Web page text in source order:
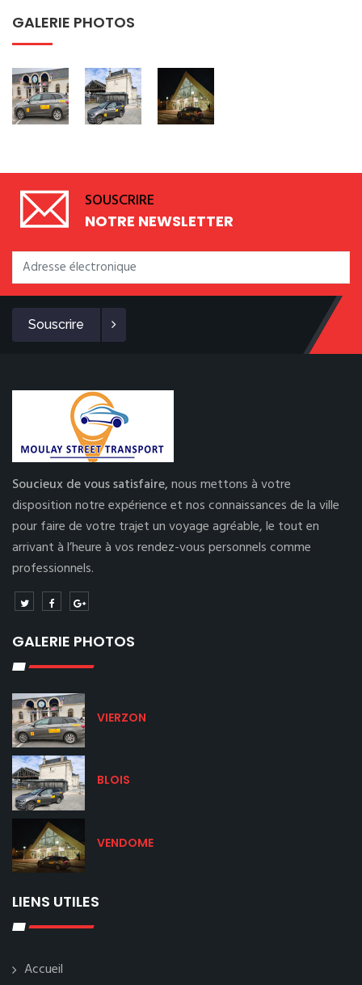
GALERIE PHOTOS
SOUSCRIRE
NOTRE NEWSLETTER
Souscrire
Soucieux de vous satisfaire,nous mettons à votre
disposition notre expérience et nos connaissances de la ville
pour faire de votre trajet un voyage agréable, le tout en
arrivant à l’heure à vos rendez-vous personnels comme
professionnels.
GALERIE PHOTOS
VIERZON
BLOIS
VENDOME
LIENS UTILES
Accueil